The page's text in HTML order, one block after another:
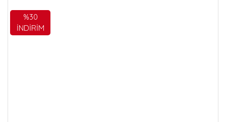
%30
İNDİRİM